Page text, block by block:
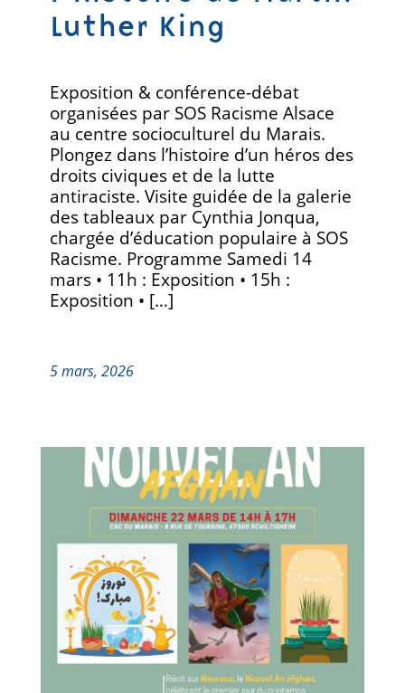
Luther King
Exposition & conférence-débat
organisées par SOS Racisme Alsace
au centre socioculturel du Marais.
Plongez dans l’histoire d’un héros des
droits civiques et de la lutte
antiraciste. Visite guidée de la galerie
des tableaux par Cynthia Jonqua,
chargée d’éducation populaire à SOS
Racisme. Programme Samedi 14
mars • 11h : Exposition • 15h :
Exposition • […]
5 mars, 2026